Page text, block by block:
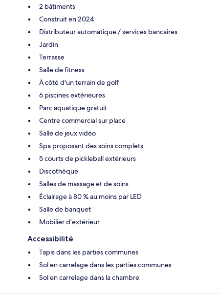
2 bâtiments
Construit en 2024
Distributeur automatique / services bancaires
Jardin
Terrasse
Salle de fitness
À côté d'un terrain de golf
6 piscines extérieures
Parc aquatique gratuit
Centre commercial sur place
Salle de jeux vidéo
Spa proposant des soins complets
5 courts de pickleball extérieurs
Discothèque
Salles de massage et de soins
Éclairage à 80 % au moins par LED
Salle de banquet
Mobilier d'extérieur
Accessibilité
Tapis dans les parties communes
Sol en carrelage dans les parties communes
Sol en carrelage dans la chambre